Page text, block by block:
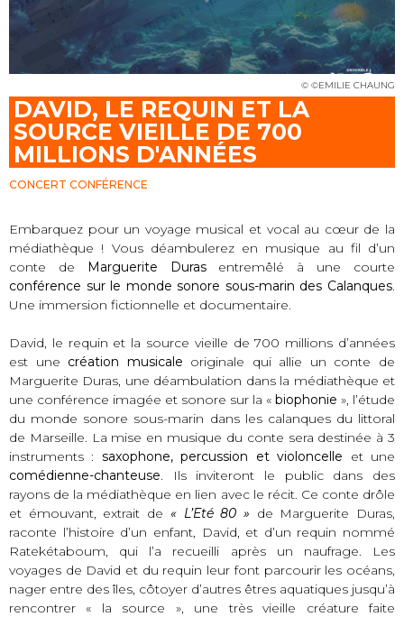
DAVID, LE REQUIN ET LA
SOURCE VIEILLE DE 700
MILLIONS D'ANNÉES
CONCERT CONFÉRENCE
© ©EMILIE CHAUNG
Embarquez pour un voyage musical et vocal au cœur de la
médiathèque ! Vous déambulerez en musique au fil d’un
conte de Marguerite Durasentremêlé à une courte
conférence sur le monde sonore sous-marin des Calanques.
Une immersion fictionnelle et documentaire.
David, le requin et la source vieille de 700 millions d’années
est une création musicale originale qui allie un conte de
Marguerite Duras, une déambulation dans la médiathèque et
une conférence imagée et sonore sur la « biophonie », l’étude
du monde sonore sous-marin dans les calanques du littoral
de Marseille. La mise en musique du conte sera destinée à 3
instruments : saxophone, percussion et violoncelle et une
comédienne-chanteuse. Ils inviteront le public dans des
rayons de la médiathèque en lien avec le récit. Ce conte drôle
et émouvant, extrait de « L’Eté 80 » de Marguerite Duras,
raconte l’histoire d’un enfant, David, et d’un requin nommé
Ratekétaboum, qui l’a recueilli après un naufrage. Les
voyages de David et du requin leur font parcourir les océans,
nager entre des îles, côtoyer d’autres êtres aquatiques jusqu’à
rencontrer « la source », une très vieille créature faite